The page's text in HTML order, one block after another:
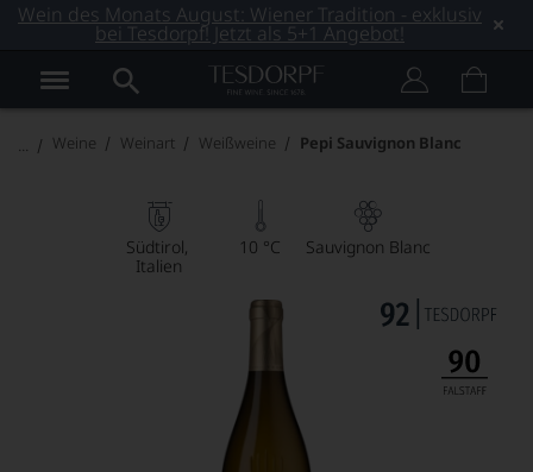
Wein des Monats August: Wiener Tradition - exklusiv
bei Tesdorpf! Jetzt als 5+1 Angebot!
Weine Weinart Weißweine Pepi Sauvignon Blanc
Südtirol
Italien
10 °C Sauvignon Blanc